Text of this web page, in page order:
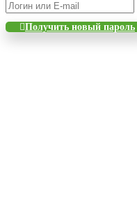
Получить новый пароль